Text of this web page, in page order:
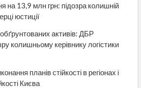
на 13,9 млн грн: підозра колишній
юстиції
активів: ДБР
колишньому керівнику логістики
планів стійкості в регіонах і
Києва